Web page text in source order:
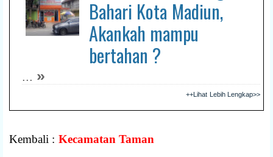
Bahari Kota Madiun,
Akankah mampu
bertahan ?
... »
++Lihat Lebih Lengkap>>
Kembali : Kecamatan Taman